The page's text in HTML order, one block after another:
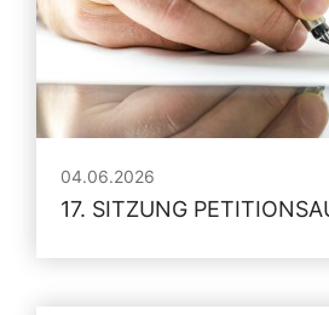
04.06.2026
17. SITZUNG